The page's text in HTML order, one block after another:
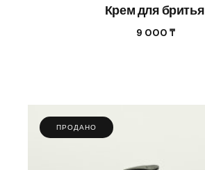
Крем для бритья
9 000 ₸
ПРОДАНО